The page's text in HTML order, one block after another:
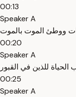
00:13
Speaker A
ووطئ الموت بالموت
00:20
Speaker A
الحياة للذين في القبور
00:25
Speaker A